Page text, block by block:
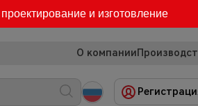
проектирование и изготовление
О компании